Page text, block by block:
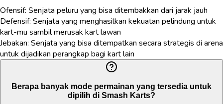
Ofensif: Senjata peluru yang bisa ditembakkan dari jarak jauh
Defensif: Senjata yang menghasilkan kekuatan pelindung untuk
kart-mu sambil merusak kart lawan
Jebakan: Senjata yang bisa ditempatkan secara strategis di arena
untuk dijadikan perangkap bagi kart lain
Berapa banyak mode permainan yang tersedia untuk
dipilih di Smash Karts?